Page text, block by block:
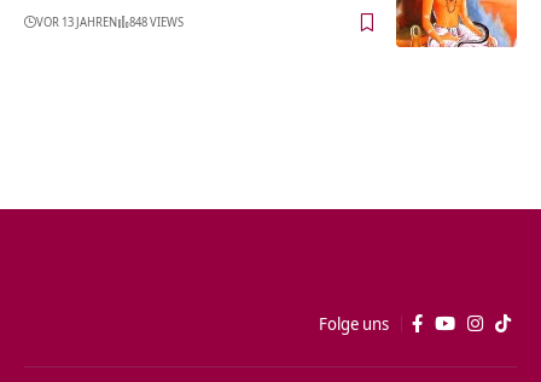
VOR 13 JAHREN 848 VIEWS
Folge uns